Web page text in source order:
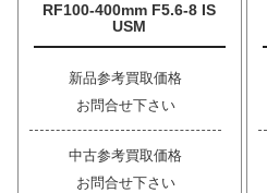
RF100-400mm F5.6-8 IS
USM
新品参考買取価格
お問合せ下さい
中古参考買取価格
お問合せ下さい